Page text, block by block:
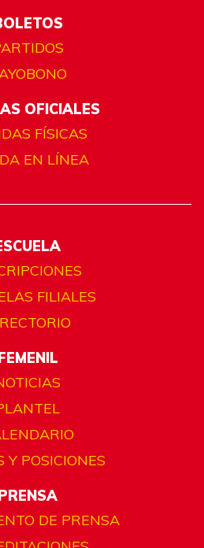
OFICIALES
FÍSICAS
EN LÍNEA
FILIALES
Y POSICIONES
DE PRENSA